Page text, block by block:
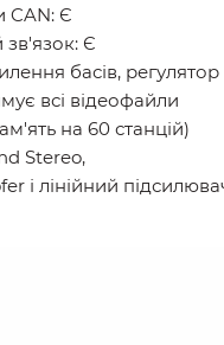
CAN: Є
Є
басів,
всі відеофайли
на 60 станцій)
Stereo,
і лінійний